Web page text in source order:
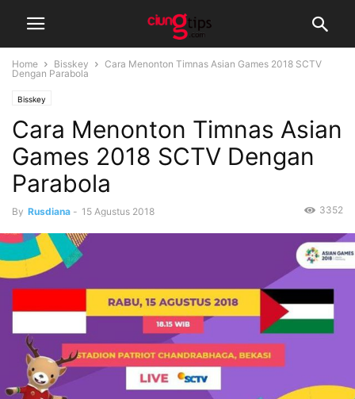
Home Bisskey
Cara Menonton Timnas Asian Games 2018 SCTV
Dengan Parabola
Bisskey
Cara Menonton Timnas Asian
Games 2018 SCTV Dengan
Parabola
By Rusdiana - 15 Agustus 2018 3352